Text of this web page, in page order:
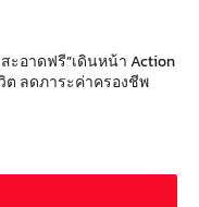
ะอาดฟรี”เดินหน้า Action
ต ลดภาระค่าครองชีพ